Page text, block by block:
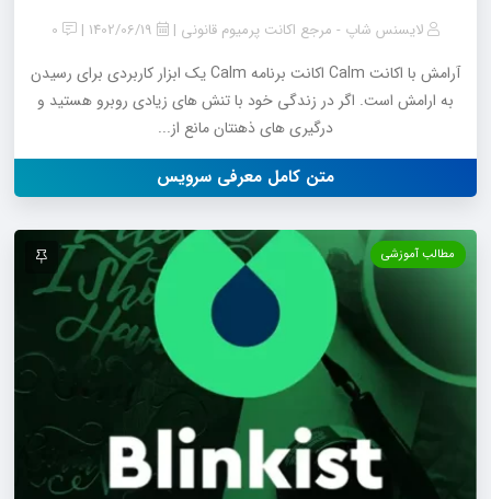
لایسنس شاپ - مرجع اکانت پرمیوم قانونی
آرامش با اکانت Calm اکانت برنامه Calm یک ابزار کاربردی برای رسیدن
به ارامش است. اگر در زندگی خود با تنش های زیادی روبرو هستید و
درگیری های ذهنتان مانع از...
متن کامل معرفی سرویس
مطالب آموزشی